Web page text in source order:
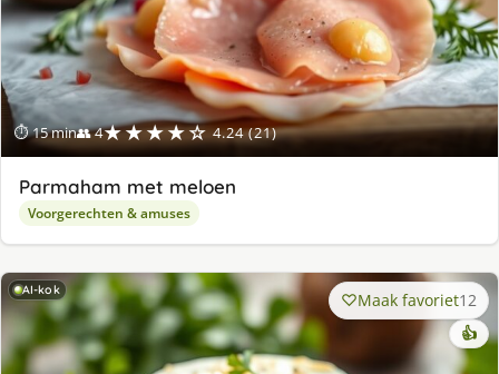
⏱ 15 min👥 4★★★★☆ 4.24 (21)
Parmaham met meloen
Voorgerechten & amuses
AI-kok Maak favoriet12
👍